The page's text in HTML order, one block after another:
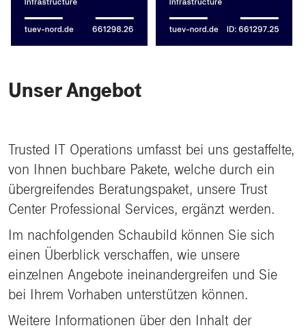
Unser Angebot
Trusted IT Operations umfasst bei uns gestaffelte,
von Ihnen buchbare Pakete, welche durch ein
übergreifendes Beratungspaket, unsere Trust
Center Professional Services, ergänzt werden.
Im nachfolgenden Schaubild können Sie sich
einen Überblick verschaffen, wie unsere
einzelnen Angebote ineinandergreifen und Sie
bei Ihrem Vorhaben unterstützen können.
Weitere Informationen über den Inhalt der